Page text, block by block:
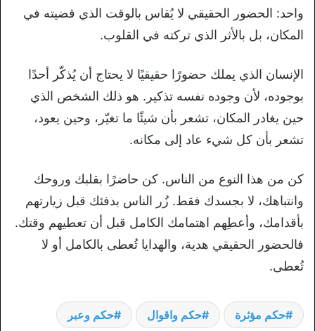
واحد: الحضور الحقيقي لا يُقاس بالوقت الذي قضيته في
المكان، بل بالأثر الذي تركته في القلوب.
الإنسان الذي يملك حضورًا حقيقيًا لا يحتاج أن يُذكّر أحدًا
بوجوده، لأن وجوده نفسه تذكير. هو ذلك الشخص الذي
حين يغادر المكان، تشعر بأن شيئًا ما تغيّر، وحين يعود،
تشعر بأن كل شيء عاد إلى مكانه.
كن من هذا النوع من الناس. كن حاضرًا بقلبك وروحك
وانتباهك، لا بجسدك فقط. زُر الناس بدفئك قبل زيارتهم
بأقدامك، وأعطِهم اهتمامك الكامل قبل أن تعطيهم وقتك.
فالحضور الحقيقي هدية، والهدايا تُعطى بالكامل أو لا
تُعطى.
حكم مؤثرة حكم واقوال حكم وعبر